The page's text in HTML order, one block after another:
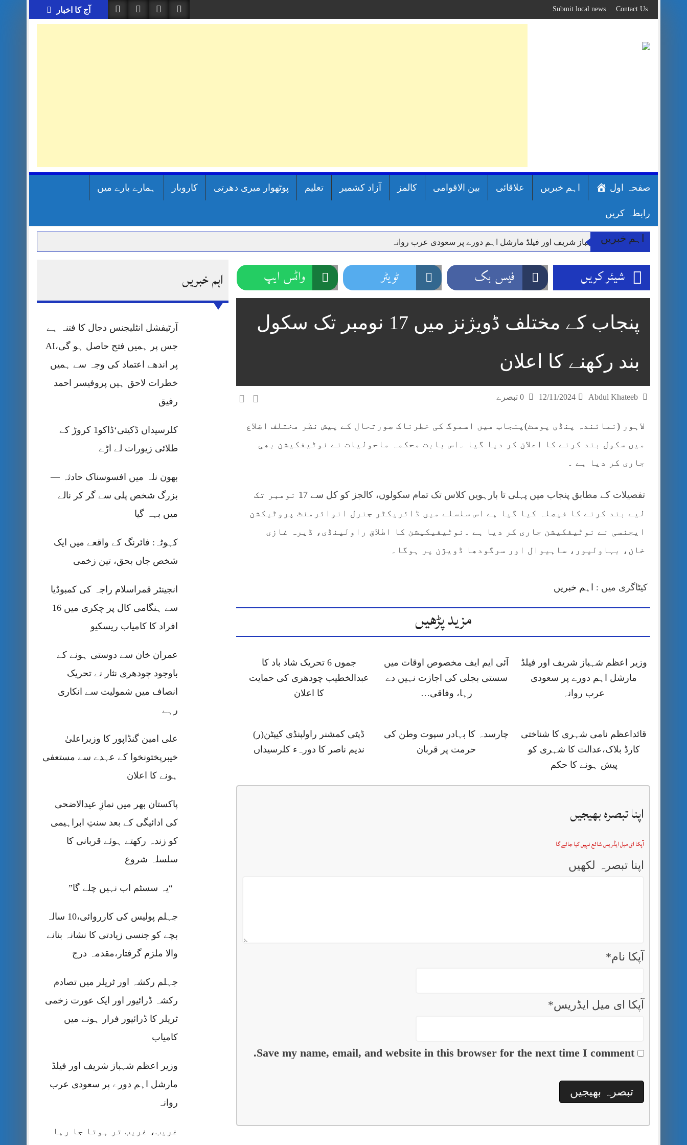
to
content
آج کا اخبار Contact Us
Submit local news
صفحہ اول اہم خبریں علاقائی بین الاقوامی کالمز آزاد کشمیر تعلیم پوٹھوار میری دھرتی کاروبار ہمارے بارے میں
رابطہ کریں
اہم خبریں
وزیر اعظم شہباز شریف اور فیلڈ مارشل اہم دورے پر سعودی عرب روانہ
قائداعظم نامی شہری کا شناختی کارڈ بلاک،عدالت کا شہری کو پیش ہونے کا حکم
چارسدہ کا بہادر سپوت وطن کی حرمت پر قربان
ڈپٹی کمشنر راولپنڈی کیپٹن(ر) ندیم ناصر کا دورہء کلرسیداں
مون سون بارشیں، لینڈ سلائیڈنگ اور کوٹلی ستیاں کے نظر انداز متاثرین
اسسٹنٹ کمشنر کلرسیداں سیدہ زینب حسین کی پریس کانفرنس
شہید گر وپ کیپٹنعاصم طارق مکمل فوجی اعزاز کے ساتھ سپردِ خاک
اہم خبریں
آرٹیفشل انٹلیجنس دجال کا فتنہ ہے
جس پر ہمیں فتح حاصل ہو گی،AI
پر اندھے اعتماد کی وجہ سے ہمیں
خطرات لاحق ہیں پروفیسر احمد
رفیق
کلرسیداں ڈکیتی‘ڈاکو1 کروڑ کے
طلائی زیورات لے اڑے
بھون نلہ میں افسوسناک حادثہ —
بزرگ شخص پلی سے گر کر نالے
میں بہہ گیا
کہوٹہ: فائرنگ کے واقعے میں ایک
شخص جاں بحق، تین زخمی
انجینئر قمراسلام راجہ کی کمبوڈیا
سے ہنگامی کال پر چکری میں 16
افراد کا کامیاب ریسکیو
عمران خان سے دوستی ہونے کے
باوجود چودھری نثار نے تحریک
انصاف میں شمولیت سے انکاری
رہے
علی امین گنڈاپور کا وزیراعلیٰ
خیبرپختونخوا کے عہدے سے مستعفی
ہونے کا اعلان
پاکستان بھر میں نمازِ عیدالاضحی
کی ادائیگی کے بعد سنتِ ابراہیمی
کو زندہ رکھتے ہوئے قربانی کا
سلسلہ شروع
“یہ سسٹم اب نہیں چلے گا”
جہلم پولیس کی کارروائی،10 سالہ
بچے کو جنسی زیادتی کا نشانہ بنانے
والا ملزم گرفتار،مقدمہ درج
جہلم رکشہ اور ٹریلر میں تصادم
رکشہ ڈرائیور اور ایک عورت زخمی
ٹریلر کا ڈرائیور فرار ہونے میں
کامیاب
وزیر اعظم شہباز شریف اور فیلڈ
مارشل اہم دورے پر سعودی عرب
روانہ
غریب، غریب تر ہوتا جا رہا
شیئر کریں فیس بک ٹویٹر واٹس ایپ
پنجاب کے مختلف ڈویژنز میں 17 نومبر تک سکول
بند رکھنے کا اعلان
Abdul Khateeb
12/11/2024
لاہور (نمائندہ پنڈی پوسٹ)پنجاب میں اسموگ کی خطرناک صورتحال کے پیش نظر مختلف اضلاع
میں سکول بند کرنے کا اعلان کر دیا گیا ۔اس بابت محکمہ ماحولیات نے نوٹیفکیشن بھی
جاری کر دیا ہے ۔
تفصیلات کے مطابق پنجاب میں پہلی تا بارہویں کلاس تک تمام سکولوں، کالجز کو کل سے 17 نومبر تک
لیے بند کرنے کا فیصلہ کیا گیا ہے اس سلسلے میں ڈائریکٹر جنرل انوائرمنٹ پروٹیکشن
ایجنسی نے نوٹیفکیشن جاری کر دیا ہے ۔نوٹیفیکیشن کا اطلاق راولپنڈی، ڈیرہ غازی
خان، بہاولپور، ساہیوال اور سرگودھا ڈویژن پر ہوگا۔
کیٹاگری میں : اہم خبریں
مزید پڑھیں
وزیر اعظم شہباز شریف اور فیلڈ
مارشل اہم دورے پر سعودی
عرب روانہ
آئی ایم ایف مخصوص اوقات میں
سستی بجلی کی اجازت نہیں دے
رہا، وفاقی…
جموں 6 تحریک شاد باد کا
عبدالخطیب چودھری کی حمایت
کا اعلان
قائداعظم نامی شہری کا شناختی
کارڈ بلاک،عدالت کا شہری کو
پیش ہونے کا حکم
چارسدہ کا بہادر سپوت وطن کی
حرمت پر قربان
ڈپٹی کمشنر راولپنڈی کیپٹن(ر)
ندیم ناصر کا دورہء کلرسیداں
اپنا تبصرہ بھیجیں
آپکا ای میل ایڈریس شائع نہیں کیا جائے گا
اپنا تبصرہ لکھیں
آپکا نام*
آپکا ای میل ایڈریس*
Save my name, email, and website in this browser for the next time I comment.